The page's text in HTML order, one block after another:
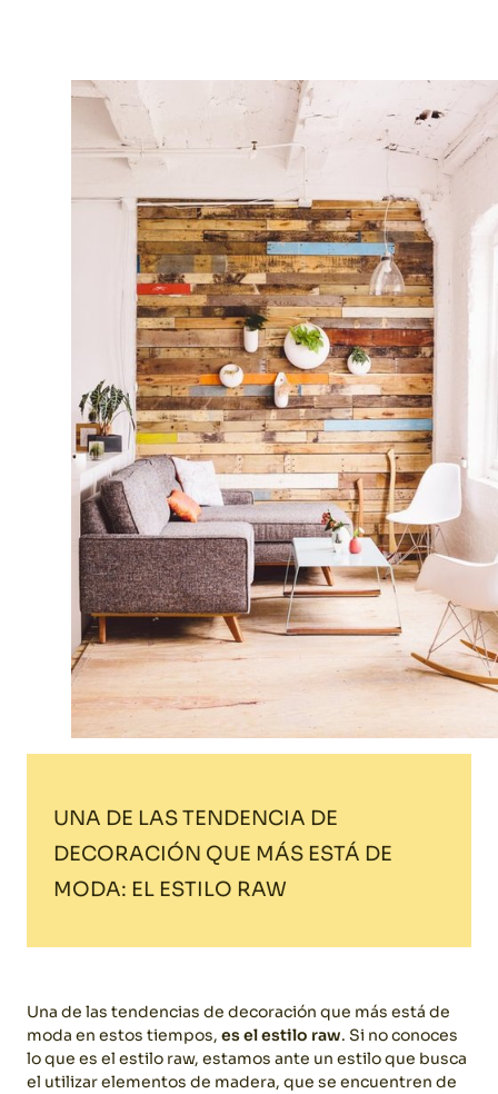
UNA DE LAS TENDENCIA DE
DECORACIÓN QUE MÁS ESTÁ DE
MODA: EL ESTILO RAW
Una de las tendencias de decoración que más está de
moda en estos tiempos, es el estilo raw. Si no conoces
lo que es el estilo raw, estamos ante un estilo que busca
el utilizar elementos de madera, que se encuentren de